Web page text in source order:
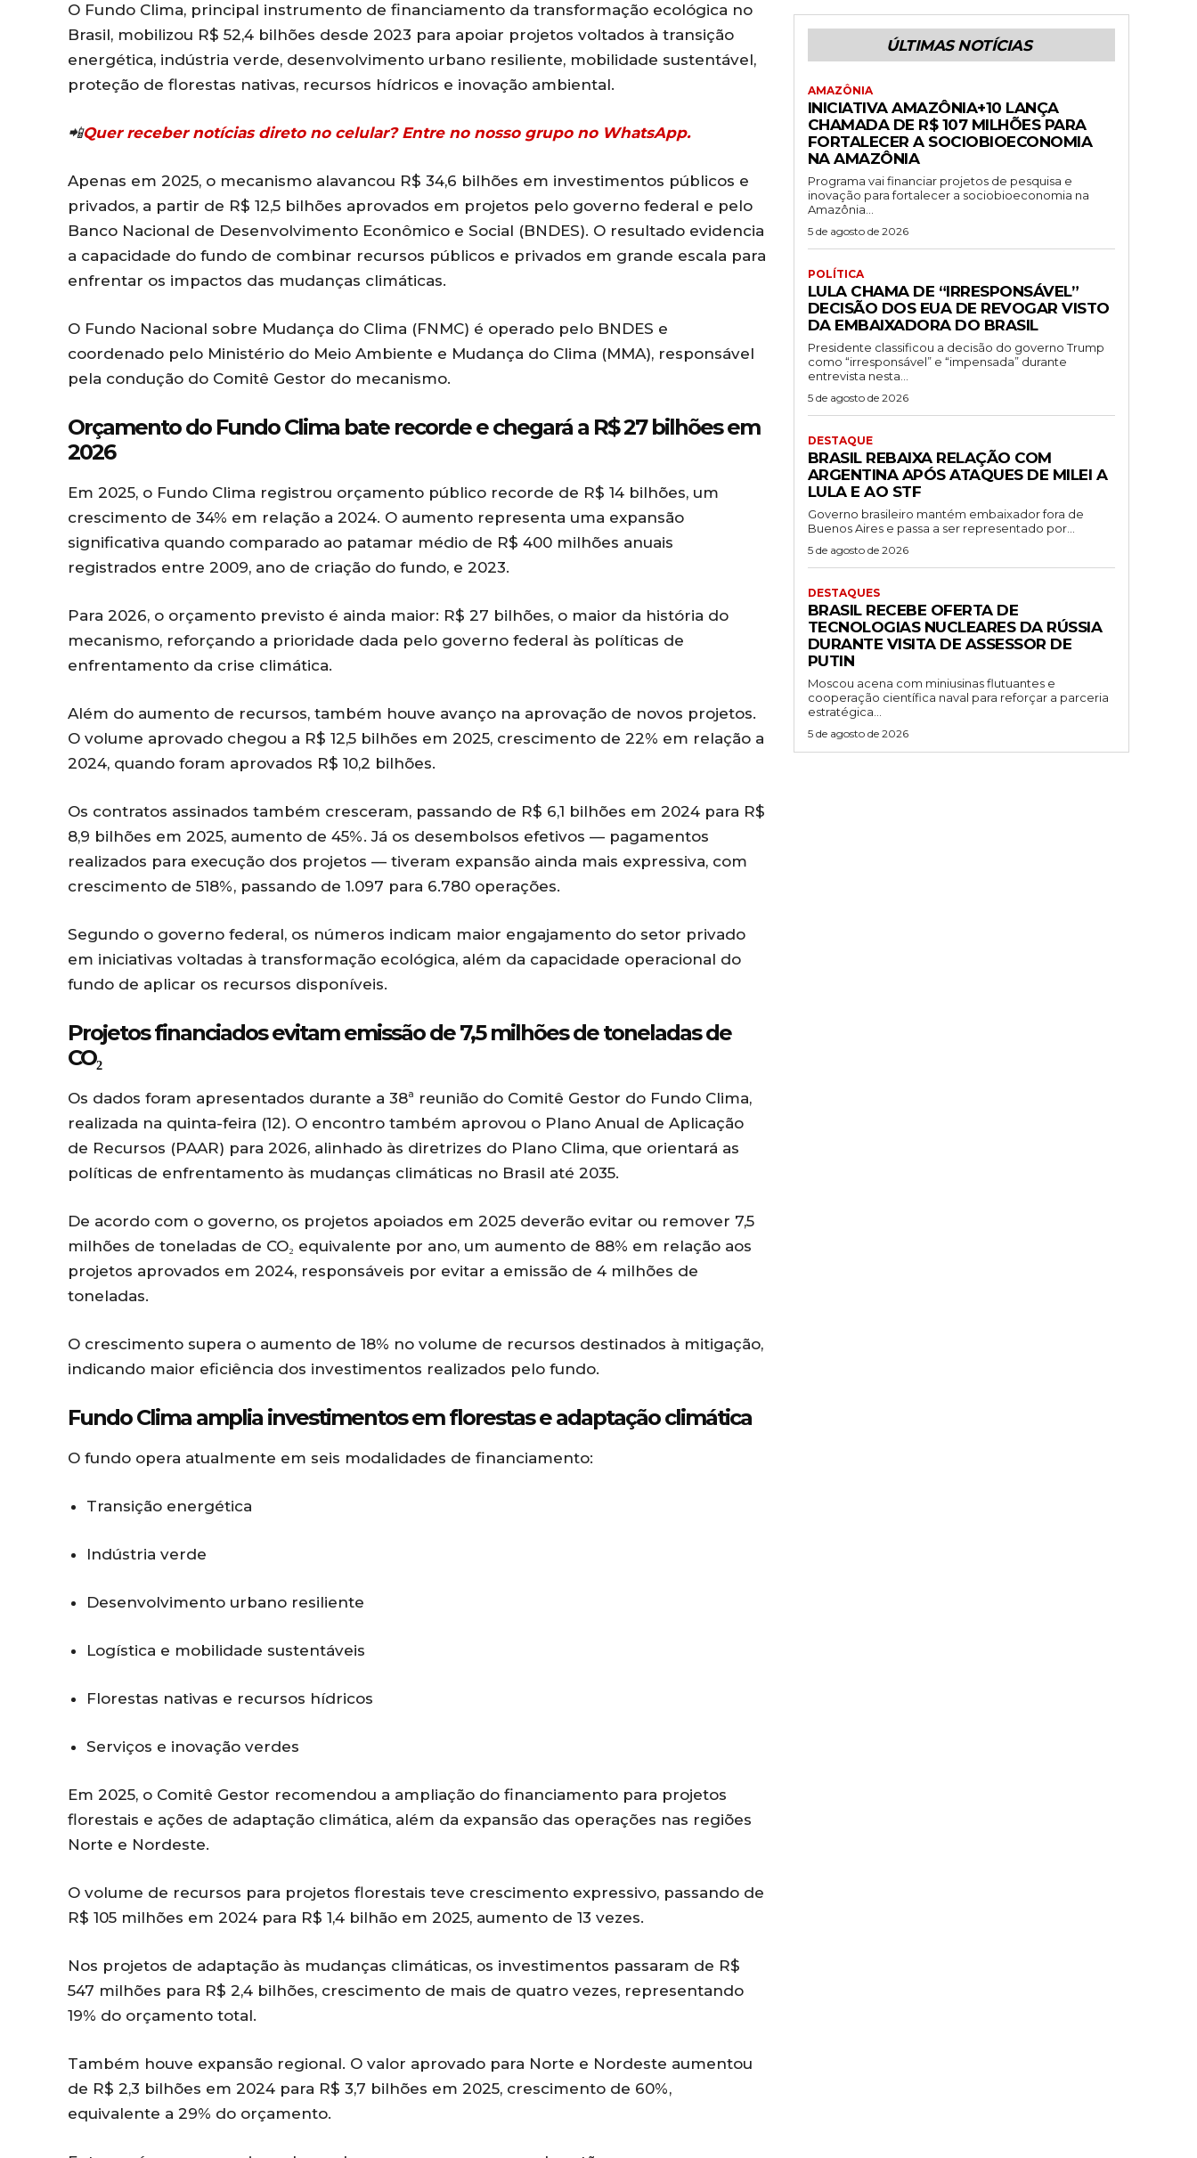
O Fundo Clima, principal instrumento de financiamento da transformação ecológica no
Brasil, mobilizou R$ 52,4 bilhões desde 2023 para apoiar projetos voltados à transição
energética, indústria verde, desenvolvimento urbano resiliente, mobilidade sustentável,
proteção de florestas nativas, recursos hídricos e inovação ambiental.
📲Quer receber notícias direto no celular? Entre no nosso grupo no WhatsApp.
Apenas em 2025, o mecanismo alavancou R$ 34,6 bilhões em investimentos públicos e
privados, a partir de R$ 12,5 bilhões aprovados em projetos pelo governo federal e pelo
Banco Nacional de Desenvolvimento Econômico e Social (BNDES). O resultado evidencia
a capacidade do fundo de combinar recursos públicos e privados em grande escala para
enfrentar os impactos das mudanças climáticas.
O Fundo Nacional sobre Mudança do Clima (FNMC) é operado pelo BNDES e
coordenado pelo Ministério do Meio Ambiente e Mudança do Clima (MMA), responsável
pela condução do Comitê Gestor do mecanismo.
Orçamento do Fundo Clima bate recorde e chegará a R$ 27 bilhões em
2026
Em 2025, o Fundo Clima registrou orçamento público recorde de R$ 14 bilhões, um
crescimento de 34% em relação a 2024. O aumento representa uma expansão
significativa quando comparado ao patamar médio de R$ 400 milhões anuais
registrados entre 2009, ano de criação do fundo, e 2023.
Para 2026, o orçamento previsto é ainda maior: R$ 27 bilhões, o maior da história do
mecanismo, reforçando a prioridade dada pelo governo federal às políticas de
enfrentamento da crise climática.
Além do aumento de recursos, também houve avanço na aprovação de novos projetos.
O volume aprovado chegou a R$ 12,5 bilhões em 2025, crescimento de 22% em relação a
2024, quando foram aprovados R$ 10,2 bilhões.
Os contratos assinados também cresceram, passando de R$ 6,1 bilhões em 2024 para R$
8,9 bilhões em 2025, aumento de 45%. Já os desembolsos efetivos — pagamentos
realizados para execução dos projetos — tiveram expansão ainda mais expressiva, com
crescimento de 518%, passando de 1.097 para 6.780 operações.
Segundo o governo federal, os números indicam maior engajamento do setor privado
em iniciativas voltadas à transformação ecológica, além da capacidade operacional do
fundo de aplicar os recursos disponíveis.
Projetos financiados evitam emissão de 7,5 milhões de toneladas de
CO₂
Os dados foram apresentados durante a 38ª reunião do Comitê Gestor do Fundo Clima,
realizada na quinta-feira (12). O encontro também aprovou o Plano Anual de Aplicação
de Recursos (PAAR) para 2026, alinhado às diretrizes do Plano Clima, que orientará as
políticas de enfrentamento às mudanças climáticas no Brasil até 2035.
De acordo com o governo, os projetos apoiados em 2025 deverão evitar ou remover 7,5
milhões de toneladas de CO₂ equivalente por ano, um aumento de 88% em relação aos
projetos aprovados em 2024, responsáveis por evitar a emissão de 4 milhões de
toneladas.
O crescimento supera o aumento de 18% no volume de recursos destinados à mitigação,
indicando maior eficiência dos investimentos realizados pelo fundo.
Fundo Clima amplia investimentos em florestas e adaptação climática
O fundo opera atualmente em seis modalidades de financiamento:
Transição energética
Indústria verde
Desenvolvimento urbano resiliente
Logística e mobilidade sustentáveis
Florestas nativas e recursos hídricos
Serviços e inovação verdes
Em 2025, o Comitê Gestor recomendou a ampliação do financiamento para projetos
florestais e ações de adaptação climática, além da expansão das operações nas regiões
Norte e Nordeste.
O volume de recursos para projetos florestais teve crescimento expressivo, passando de
R$ 105 milhões em 2024 para R$ 1,4 bilhão em 2025, aumento de 13 vezes.
Nos projetos de adaptação às mudanças climáticas, os investimentos passaram de R$
547 milhões para R$ 2,4 bilhões, crescimento de mais de quatro vezes, representando
19% do orçamento total.
Também houve expansão regional. O valor aprovado para Norte e Nordeste aumentou
de R$ 2,3 bilhões em 2024 para R$ 3,7 bilhões em 2025, crescimento de 60%,
equivalente a 29% do orçamento.
ÚLTIMAS NOTÍCIAS
AMAZÔNIA
INICIATIVA AMAZÔNIA+10 LANÇA
CHAMADA DE R$ 107 MILHÕES PARA
FORTALECER A SOCIOBIOECONOMIA
NA AMAZÔNIA
Programa vai financiar projetos de pesquisa e
inovação para fortalecer a sociobioeconomia na
Amazônia...
5 de agosto de 2026
POLÍTICA
LULA CHAMA DE “IRRESPONSÁVEL”
DECISÃO DOS EUA DE REVOGAR VISTO
DA EMBAIXADORA DO BRASIL
Presidente classificou a decisão do governo Trump
como “irresponsável” e “impensada” durante
entrevista nesta...
5 de agosto de 2026
DESTAQUE
BRASIL REBAIXA RELAÇÃO COM
ARGENTINA APÓS ATAQUES DE MILEI A
LULA E AO STF
Governo brasileiro mantém embaixador fora de
Buenos Aires e passa a ser representado por...
5 de agosto de 2026
DESTAQUES
BRASIL RECEBE OFERTA DE
TECNOLOGIAS NUCLEARES DA RÚSSIA
DURANTE VISITA DE ASSESSOR DE
PUTIN
Moscou acena com miniusinas flutuantes e
cooperação científica naval para reforçar a parceria
estratégica...
5 de agosto de 2026